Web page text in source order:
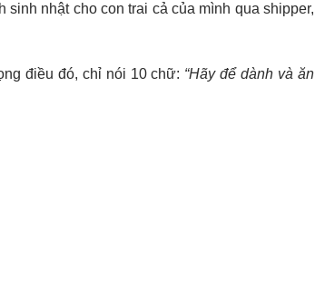
nhật cho con trai cả của mình qua shipper,
điều đó, chỉ nói 10 chữ: “Hãy để dành và ăn